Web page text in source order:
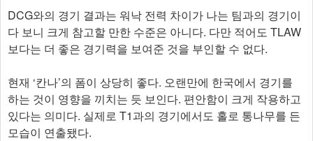
DCG와의 경기 결과는 워낙 전력 차이가 나는 팀과의 경기이
다 보니 크게 참고할 만한 수준은 아니다. 다만 적어도 TLAW
보다는 더 좋은 경기력을 보여준 것을 부인할 수 없다.
현재 ‘칸나’의 폼이 상당히 좋다. 오랜만에 한국에서 경기를
하는 것이 영향을 끼치는 듯 보인다. 편안함이 크게 작용하고
있다는 의미다. 실제로 T1과의 경기에서도 홀로 통나무를 든
모습이 연출됐다.